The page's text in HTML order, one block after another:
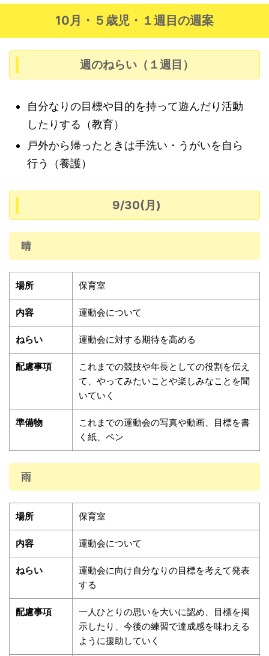
10月・５歳児・１週目の週案
週のねらい（１週目）
自分なりの目標や目的を持って遊んだり活動
したりする（教育）
戸外から帰ったときは手洗い・うがいを自ら
行う（養護）
9/30(月)
晴
場所 保育室
内容 運動会について
ねらい 運動会に対する期待を高める
配慮事項
これまでの競技や年長としての役割を伝え
て、やってみたいことや楽しみなことを聞
いていく
準備物
これまでの運動会の写真や動画、目標を書
く紙、ペン
雨
場所 保育室
内容 運動会について
ねらい
運動会に向け自分なりの目標を考えて発表
する
配慮事項
一人ひとりの思いを大いに認め、目標を掲
示したり、今後の練習で達成感を味わえる
ように援助していく